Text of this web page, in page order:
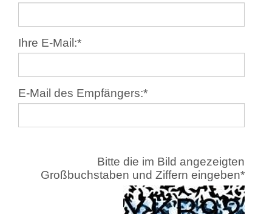
Ihre E-Mail:*
E-Mail des Empfängers:*
Bitte die im Bild angezeigten
Großbuchstaben und Ziffern eingeben*